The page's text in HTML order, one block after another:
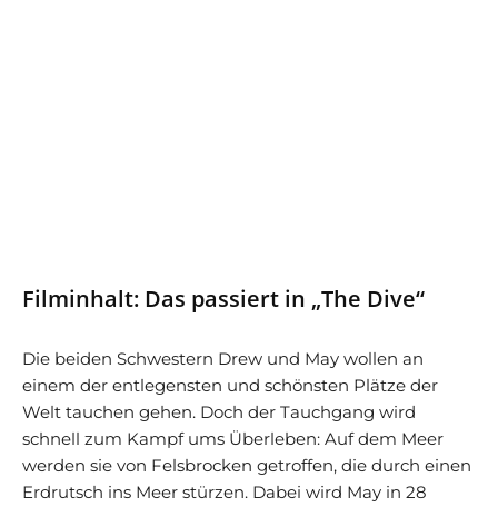
Filminhalt: Das passiert in „The Dive“
Die beiden Schwestern Drew und May wollen an
einem der entlegensten und schönsten Plätze der
Welt tauchen gehen. Doch der Tauchgang wird
schnell zum Kampf ums Überleben: Auf dem Meer
werden sie von Felsbrocken getroffen, die durch einen
Erdrutsch ins Meer stürzen. Dabei wird May in 28